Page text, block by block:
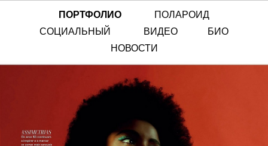
ПОРТФОЛИО
ПОЛАРОИД
СОЦИАЛЬНЫЙ
ВИДЕО
БИО
НОВОСТИ